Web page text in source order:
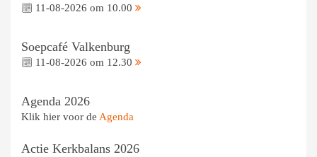
11-08-2026 om 10.00
Soepcafé Valkenburg
11-08-2026 om 12.30
Agenda 2026
Klik hier voor de Agenda
Actie Kerkbalans 2026